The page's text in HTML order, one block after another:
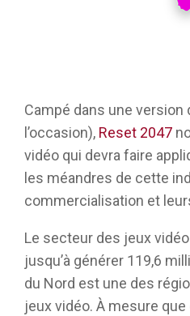
Campé dans une
l’occasion), Reset 2047
vidéo qui devra faire
les méandres de cette
commercialisation et
Le secteur des jeux
jusqu’à générer 119,6
du Nord est une des
jeux vidéo. À mesure